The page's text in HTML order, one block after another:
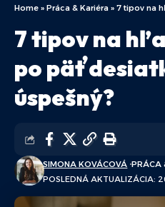
Home » Práca & Kariéra » 7 tipov na
7 tipov na
po
úspešný?
POSLEDNÁ AKTUALIZÁCIA:
SIMONA KOVÁCOVÁ PRÁCA